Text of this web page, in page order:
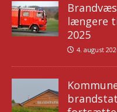
længere
2025
4. august